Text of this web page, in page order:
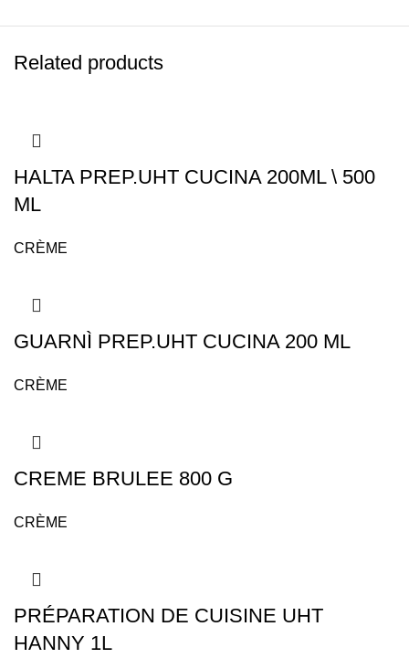
Related products
HALTA PREP.UHT CUCINA 200ML \ 500
ML
CRÈME
GUARNÌ PREP.UHT CUCINA 200 ML
CRÈME
CREME BRULEE 800 G
CRÈME
PRÉPARATION DE CUISINE UHT
HANNY 1L